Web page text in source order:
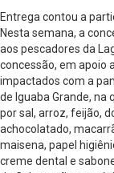
Entrega contou a
Nesta semana, a
aos pescadores da
concessão, em apoio
impactados com a
de Iguaba Grande,
por sal, arroz, feijão,
achocolatado,
maisena, papel
creme dental e